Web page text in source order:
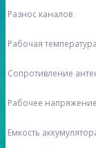
Разнос каналов
Рабочая температура
Сопротивление
Рабочее напряжение
Емкость